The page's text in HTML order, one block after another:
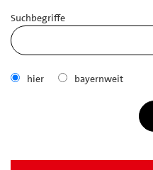
Suchbegriffe
hier bayernweit